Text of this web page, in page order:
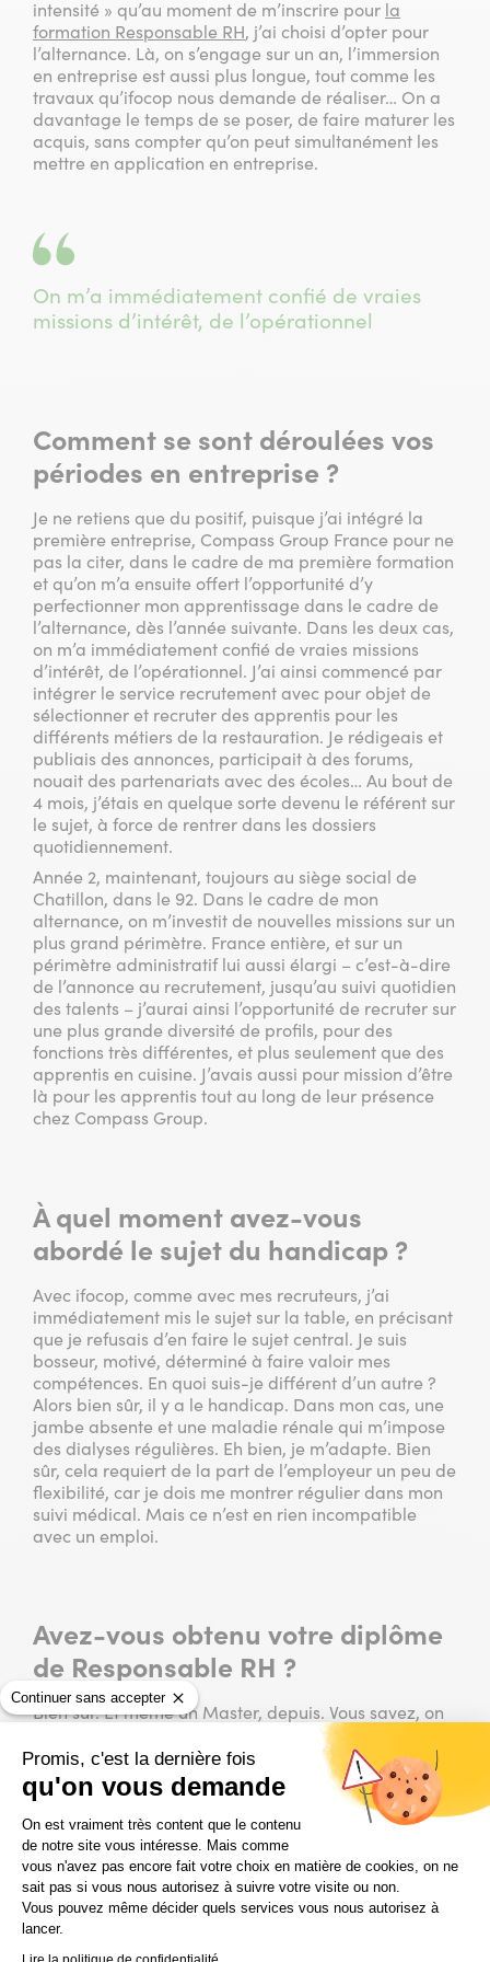
Continuer sans accepter
Promis, c'est la dernière fois
qu'on vous demande
Plateforme de Gestion du
On est vraiment très content que le contenu
de notre site vous intéresse. Mais comme
vous n'avez pas encore fait votre choix en matière de cookies, on ne
sait pas si vous nous autorisez à suivre votre visite ou non.
Vous pouvez même décider quels services vous nous autorisez à
lancer.
intensité » qu’au moment de m’inscrire pour la
formation Responsable RH, j’ai choisi d’opter pour
l’alternance. Là, on s’engage sur un an, l’immersion
en entreprise est aussi plus longue, tout comme les
travaux qu’ifocop nous demande de réaliser… On a
davantage le temps de se poser, de faire maturer les
acquis, sans compter qu’on peut simultanément les
mettre en application en entreprise.
On m’a immédiatement confié de vraies
missions d’intérêt, de l’opérationnel
Comment se sont déroulées vos
périodes en entreprise ?
Je ne retiens que du positif, puisque j’ai intégré la
première entreprise, Compass Group France pour ne
pas la citer, dans le cadre de ma première formation
et qu’on m’a ensuite offert l’opportunité d’y
perfectionner mon apprentissage dans le cadre de
l’alternance, dès l’année suivante. Dans les deux cas,
on m’a immédiatement confié de vraies missions
d’intérêt, de l’opérationnel. J’ai ainsi commencé par
intégrer le service recrutement avec pour objet de
sélectionner et recruter des apprentis pour les
différents métiers de la restauration. Je rédigeais et
publiais des annonces, participait à des forums,
nouait des partenariats avec des écoles… Au bout de
4 mois, j’étais en quelque sorte devenu le référent sur
le sujet, à force de rentrer dans les dossiers
quotidiennement.
Année 2, maintenant, toujours au siège social de
Chatillon, dans le 92. Dans le cadre de mon
alternance, on m’investit de nouvelles missions sur un
plus grand périmètre. France entière, et sur un
périmètre administratif lui aussi élargi – c’est-à-dire
de l’annonce au recrutement, jusqu’au suivi quotidien
des talents – j’aurai ainsi l’opportunité de recruter sur
une plus grande diversité de profils, pour des
fonctions très différentes, et plus seulement que des
apprentis en cuisine. J’avais aussi pour mission d’être
là pour les apprentis tout au long de leur présence
chez Compass Group.
À quel moment avez-vous
abordé le sujet du handicap ?
Avec ifocop, comme avec mes recruteurs, j’ai
immédiatement mis le sujet sur la table, en précisant
que je refusais d’en faire le sujet central. Je suis
bosseur, motivé, déterminé à faire valoir mes
compétences. En quoi suis-je différent d’un autre ?
Alors bien sûr, il y a le handicap. Dans mon cas, une
jambe absente et une maladie rénale qui m’impose
des dialyses régulières. Eh bien, je m’adapte. Bien
sûr, cela requiert de la part de l’employeur un peu de
flexibilité, car je dois me montrer régulier dans mon
suivi médical. Mais ce n’est en rien incompatible
avec un emploi.
Avez-vous obtenu votre diplôme
de Responsable RH ?
Bien sûr. Et même un Master, depuis. Vous savez, on
dit : « Jamais deux sans trois ». Toujours en immersion
chez Compass Group, toujours au sein du service RH,
je me suis formé, mais cette fois avec la possibilité
d’explorer les volets « contractuels » : signatures de
contrats, avenants… Une expérience très formatrice.
Hélas interrompue brutalement en raison d’un
changement de vie occasionné par un incident de
santé. Mais j’ai atteint mon but : me reconvertir à 40
ans, et pouvoir dire aujourd’hui, à 43 ans, que j’ai un
Master officiel et déjà presque 3 ans d’expérience en
entreprise dans ce domaine.